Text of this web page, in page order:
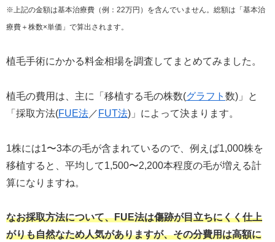
※上記の金額は基本治療費（例：22万円）を含んでいません。総額は「基本治
療費＋株数×単価」で算出されます。
植毛手術にかかる料金相場を調査してまとめてみました。
植毛の費用は、主に「移植する毛の株数(グラフト 数)」と
「採取方法(FUE法 ／ FUT法)」によって決まります。
1株には1〜3本の毛が含まれているので、例えば1,000株を
移植すると、平均して1,500〜2,200本程度の毛が増える計
算になりますね。
なお採取方法について、FUE法は傷跡が目立ちにくく仕上
がりも自然なため人気がありますが、その分費用は高額に